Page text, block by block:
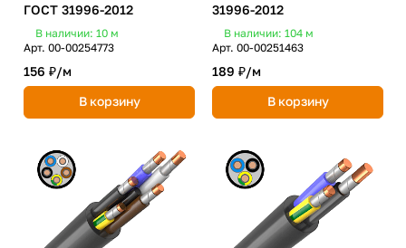
ГОСТ 31996-2012
В наличии: 10 м
Арт. 00-00254773
156 ₽/м
В корзину
31996-2012
В наличии: 104 м
Арт. 00-00251463
189 ₽/м
В корзину